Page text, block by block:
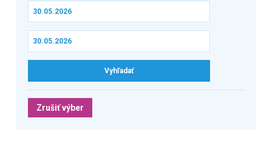
Zrušiť výber